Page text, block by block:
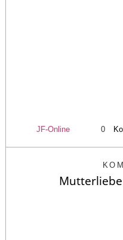
JF-Online 0